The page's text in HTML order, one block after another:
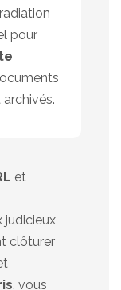
pour
et
judicieux
clôturer
, vous